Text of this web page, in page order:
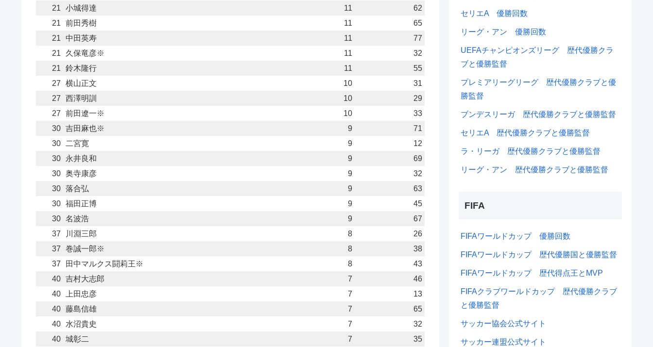
21
小城得達 11
62
21
前田秀樹 11
65
21
中田英寿 11
77
21
久保竜彦※ 11
32
21
鈴木隆行 11
55
27
横山正文 10
31
27
西澤明訓 10
29
27
前田遼一※ 10
33
30 吉田麻也※ 9
71
30
二宮寛 9
12
30
永井良和 9
69
30 奥寺康彦 9
32
30 落合弘 9
63
30 福田正博 9
45
30 名波浩 9
67
37
川淵三郎 8
26
37
巻誠一郎※ 8
38
37
田中マルクス闘莉王※ 8
43
40 吉村大志郎 7
46
40
上田忠彦 7
13
40 藤島信雄 7
65
40
水沼貴史 7
32
40 城彰二 7
35
セリエA 優勝回数
リーグ・アン 優勝回数
UEFAチャンピオンズリーグ 歴代優勝クラ
ブと優勝監督
プレミアリーグリーグ 歴代優勝クラブと優
勝監督
ブンデスリーガ 歴代優勝クラブと優勝監督
セリエA 歴代優勝クラブと優勝監督
ラ・リーガ 歴代優勝クラブと優勝監督
リーグ・アン 歴代優勝クラブと優勝監督
FIFA
FIFAワールドカップ 優勝回数
FIFAワールドカップ 歴代優勝国と優勝監督
FIFAワールドカップ 歴代得点王とMVP
FIFAクラブワールドカップ 歴代優勝クラブ
と優勝監督
サッカー協会公式サイト
サッカー連盟公式サイト